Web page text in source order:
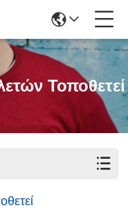
Τοποθετεί